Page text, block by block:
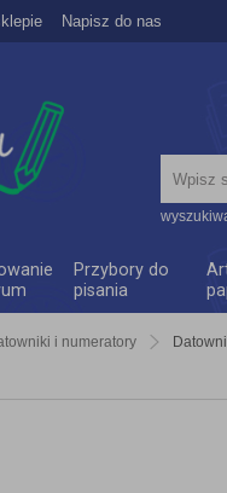
Napisz do nas
Przybory do
pisania
i numeratory